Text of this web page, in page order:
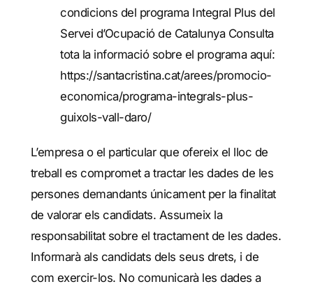
condicions del programa Integral Plus del
Servei d’Ocupació de Catalunya Consulta
tota la informació sobre el programa aquí:
https://santacristina.cat/arees/promocio-
economica/programa-integrals-plus-
guixols-vall-daro/
L’empresa o el particular que ofereix el lloc de
treball es compromet a tractar les dades de les
persones demandants únicament per la finalitat
de valorar els candidats. Assumeix la
responsabilitat sobre el tractament de les dades.
Informarà als candidats dels seus drets, i de
com exercir-los. No comunicarà les dades a